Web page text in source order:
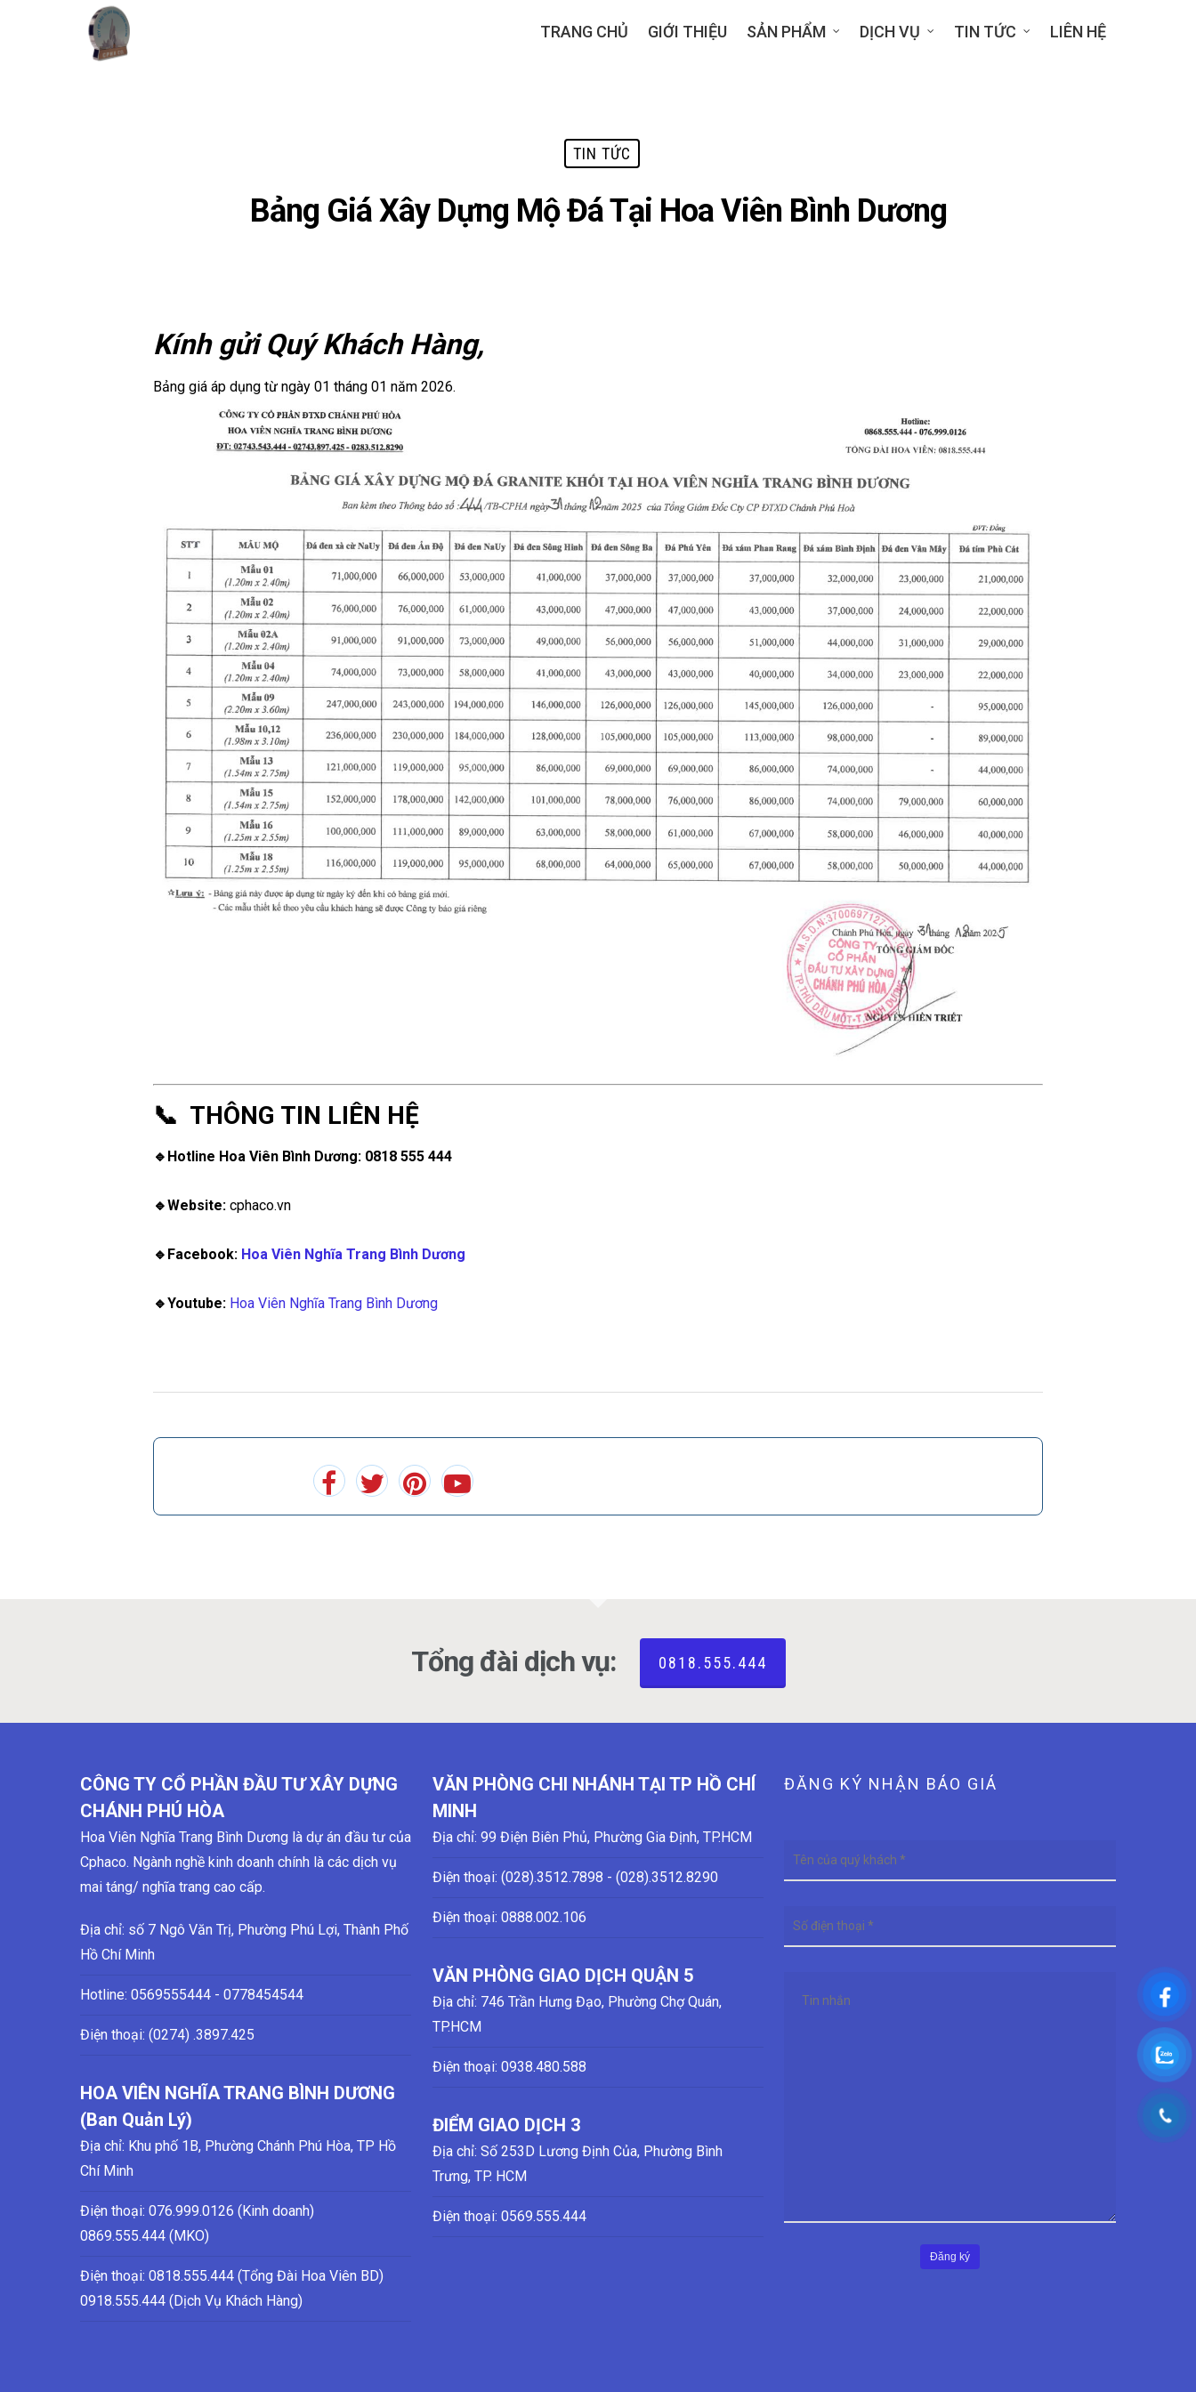
TRANG CHỦ GIỚI THIỆU SẢN PHẨM DỊCH VỤ TIN TỨC LIÊN HỆ
TIN TỨC
Bảng Giá Xây Dựng Mộ Đá Tại Hoa Viên Bình Dương
Kính gửi Quý Khách Hàng,
Bảng giá áp dụng từ ngày 01 tháng 01 năm 2026.
📞 THÔNG TIN LIÊN HỆ
🔹Hotline Hoa Viên Bình Dương: 0818 555 444
🔹Website: cphaco.vn
🔹Facebook: Hoa Viên Nghĩa Trang Bình Dương
🔹Youtube: Hoa Viên Nghĩa Trang Bình Dương
Tổng đài dịch vụ: 0818.555.444
CÔNG TY CỔ PHẦN ĐẦU TƯ XÂY DỰNG
CHÁNH PHÚ HÒA
Hoa Viên Nghĩa Trang Bình Dương là dự án đầu tư của
Cphaco. Ngành nghề kinh doanh chính là các dịch vụ
mai táng/ nghĩa trang cao cấp.
Địa chỉ: số 7 Ngô Văn Trị, Phường Phú Lợi, Thành Phố
Hồ Chí Minh
Hotline: 0569555444 - 0778454544
Điện thoại: (0274) .3897.425
HOA VIÊN NGHĨA TRANG BÌNH DƯƠNG
(Ban Quản Lý)
Địa chỉ: Khu phố 1B, Phường Chánh Phú Hòa, TP Hồ
Chí Minh
Điện thoại: 076.999.0126 (Kinh doanh)
0869.555.444 (MKO)
Điện thoại: 0818.555.444 (Tổng Đài Hoa Viên BD)
0918.555.444 (Dịch Vụ Khách Hàng)
VĂN PHÒNG CHI NHÁNH TẠI TP HỒ CHÍ
MINH
Địa chỉ: 99 Điện Biên Phủ, Phường Gia Định, TP.HCM
Điện thoại: (028).3512.7898 - (028).3512.8290
Điện thoại: 0888.002.106
VĂN PHÒNG GIAO DỊCH QUẬN 5
Địa chỉ: 746 Trần Hưng Đạo, Phường Chợ Quán,
TP.HCM
Điện thoại: 0938.480.588
ĐIỂM GIAO DỊCH 3
Địa chỉ: Số 253D Lương Định Của, Phường Bình
Trưng, TP. HCM
Điện thoại: 0569.555.444
ĐĂNG KÝ NHẬN BÁO GIÁ